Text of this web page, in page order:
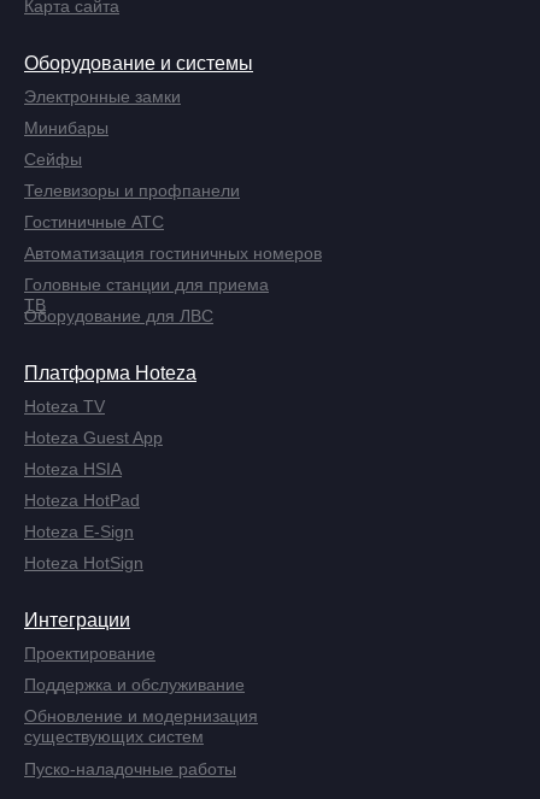
Оборудование и системы
Электронные замки
Минибары
Сейфы
Телевизоры и профпанели
Гостиничные АТС
Головные станции для приема
ТВ
Оборудование для ЛВС
Платформа Hoteza
Hoteza TV
Hoteza Guest App
Hoteza HSIA
Hoteza HotPad
Hoteza E-Sign
Hoteza HotSign
Интеграции
Проектирование
Поддержка и обслуживание
Обновление и модернизация
существующих систем
Автоматизация гостиничных номеров
Пуско-наладочные работы
Карта сайта